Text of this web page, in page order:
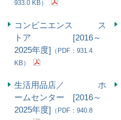
933.0 KB）
コンビニエンス ス
トア [2016～
2025年度] （PDF：931.4
KB）
生活用品店／ ホ
ームセンター [2016～
2025年度] （PDF：940.8